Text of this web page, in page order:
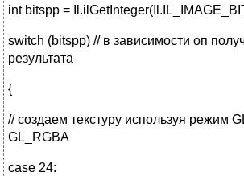
int bitspp =
switch (bitspp) // в зависимости оп
результата
{
// создаем текстуру используя режим
GL_RGBA
case 24: